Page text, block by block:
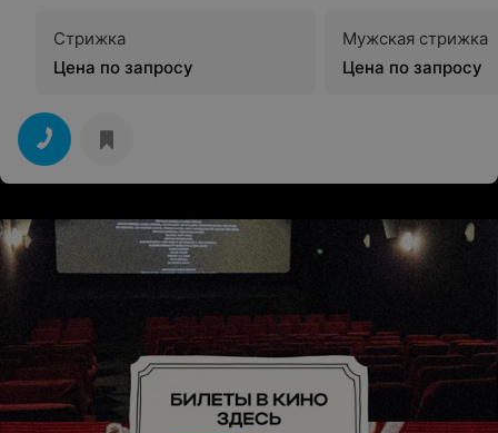
Стрижка
Цена по запросу
Мужская стрижка
Цена по запросу